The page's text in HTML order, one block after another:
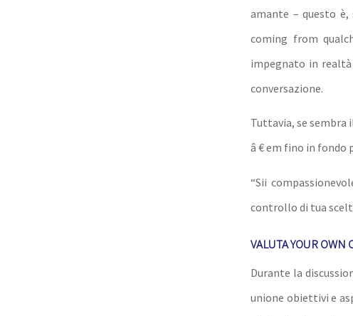
amante – questo
coming from
impegnato in
conversazione.
Tuttavia, se
â € em fino in
“Sii
controllo di tua
VALUTA YOUR
Durante la
unione obiettivi e